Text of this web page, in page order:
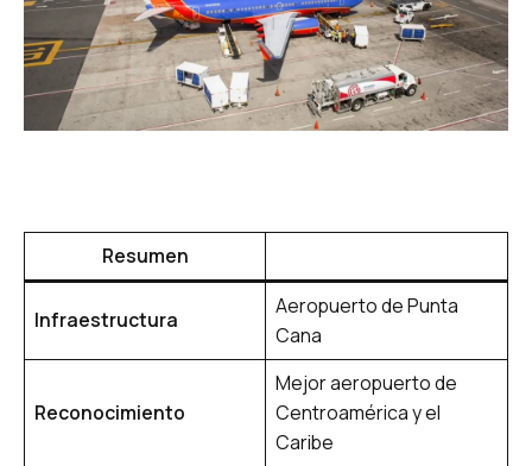
Resumen
Infraestructura
Aeropuerto de Punta
Cana
Reconocimiento
Mejor aeropuerto de
Centroamérica y el
Caribe